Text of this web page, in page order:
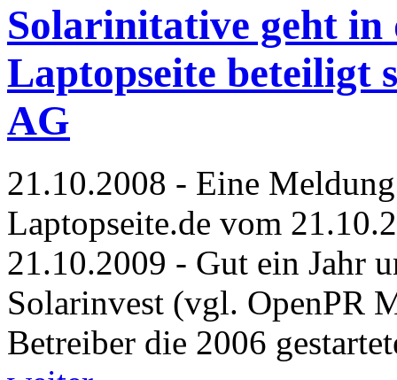
Solarinitative geht in
Laptopseite beteiligt
AG
21.10.2008 - Eine
Laptopseite.de vom
21.10.2009 - Gut ein Jahr
Solarinvest (vgl. OpenPR
Betreiber die 2006